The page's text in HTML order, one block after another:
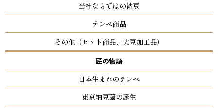
当社ならではの納豆
テンペ商品
その他（セット商品、大豆加工品）
匠の物語
日本生まれのテンペ
東京納豆菌の誕生